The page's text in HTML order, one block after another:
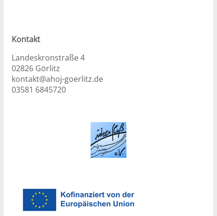
Kontakt
Landeskronstraße 4
02826 Görlitz
kontakt@ahoj-goerlitz.de
03581 6845720